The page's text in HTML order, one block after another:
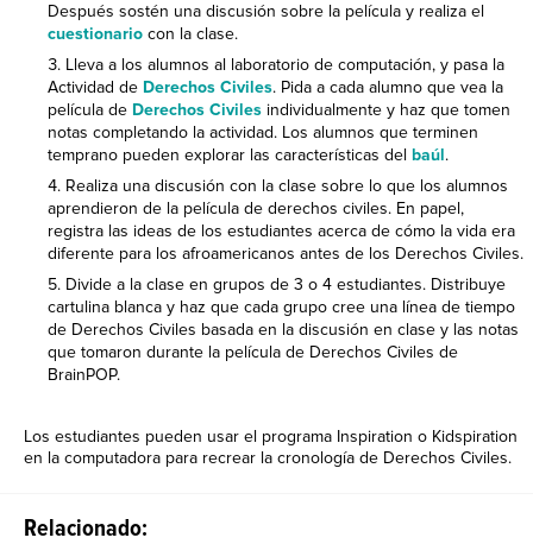
Después sostén una discusión sobre la película y realiza el
cuestionario con la clase.
Lleva a los alumnos al laboratorio de computación, y pasa la
Actividad de Derechos Civiles. Pida a cada alumno que vea la
película de Derechos Civiles individualmente y haz que tomen
notas completando la actividad. Los alumnos que terminen
temprano pueden explorar las características del baúl.
Realiza una discusión con la clase sobre lo que los alumnos
aprendieron de la película de derechos civiles. En papel,
registra las ideas de los estudiantes acerca de cómo la vida era
diferente para los afroamericanos antes de los Derechos Civiles.
Divide a la clase en grupos de 3 o 4 estudiantes. Distribuye
cartulina blanca y haz que cada grupo cree una línea de tiempo
de Derechos Civiles basada en la discusión en clase y las notas
que tomaron durante la película de Derechos Civiles de
BrainPOP.
Los estudiantes pueden usar el programa Inspiration o Kidspiration
en la computadora para recrear la cronología de Derechos Civiles.
Relacionado: